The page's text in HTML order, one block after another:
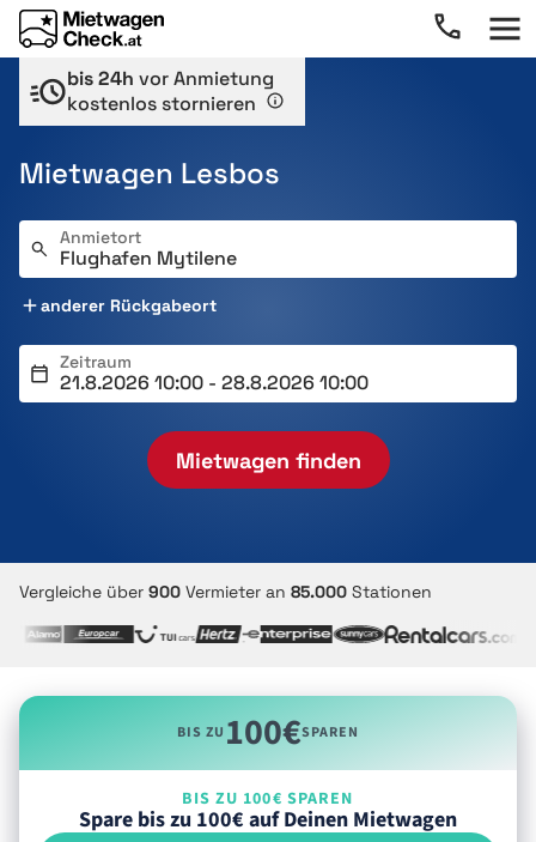
bis 24h vor Anmietung
kostenlos stornieren
Mietwagen Lesbos
Anmietort
anderer Rückgabeort
Zeitraum
Mietwagen finden
Vergleiche über 900 Vermieter an 85.000 Stationen
BIS ZU100€SPAREN
BIS ZU 100€ SPAREN
Spare bis zu 100€ auf Deinen Mietwagen